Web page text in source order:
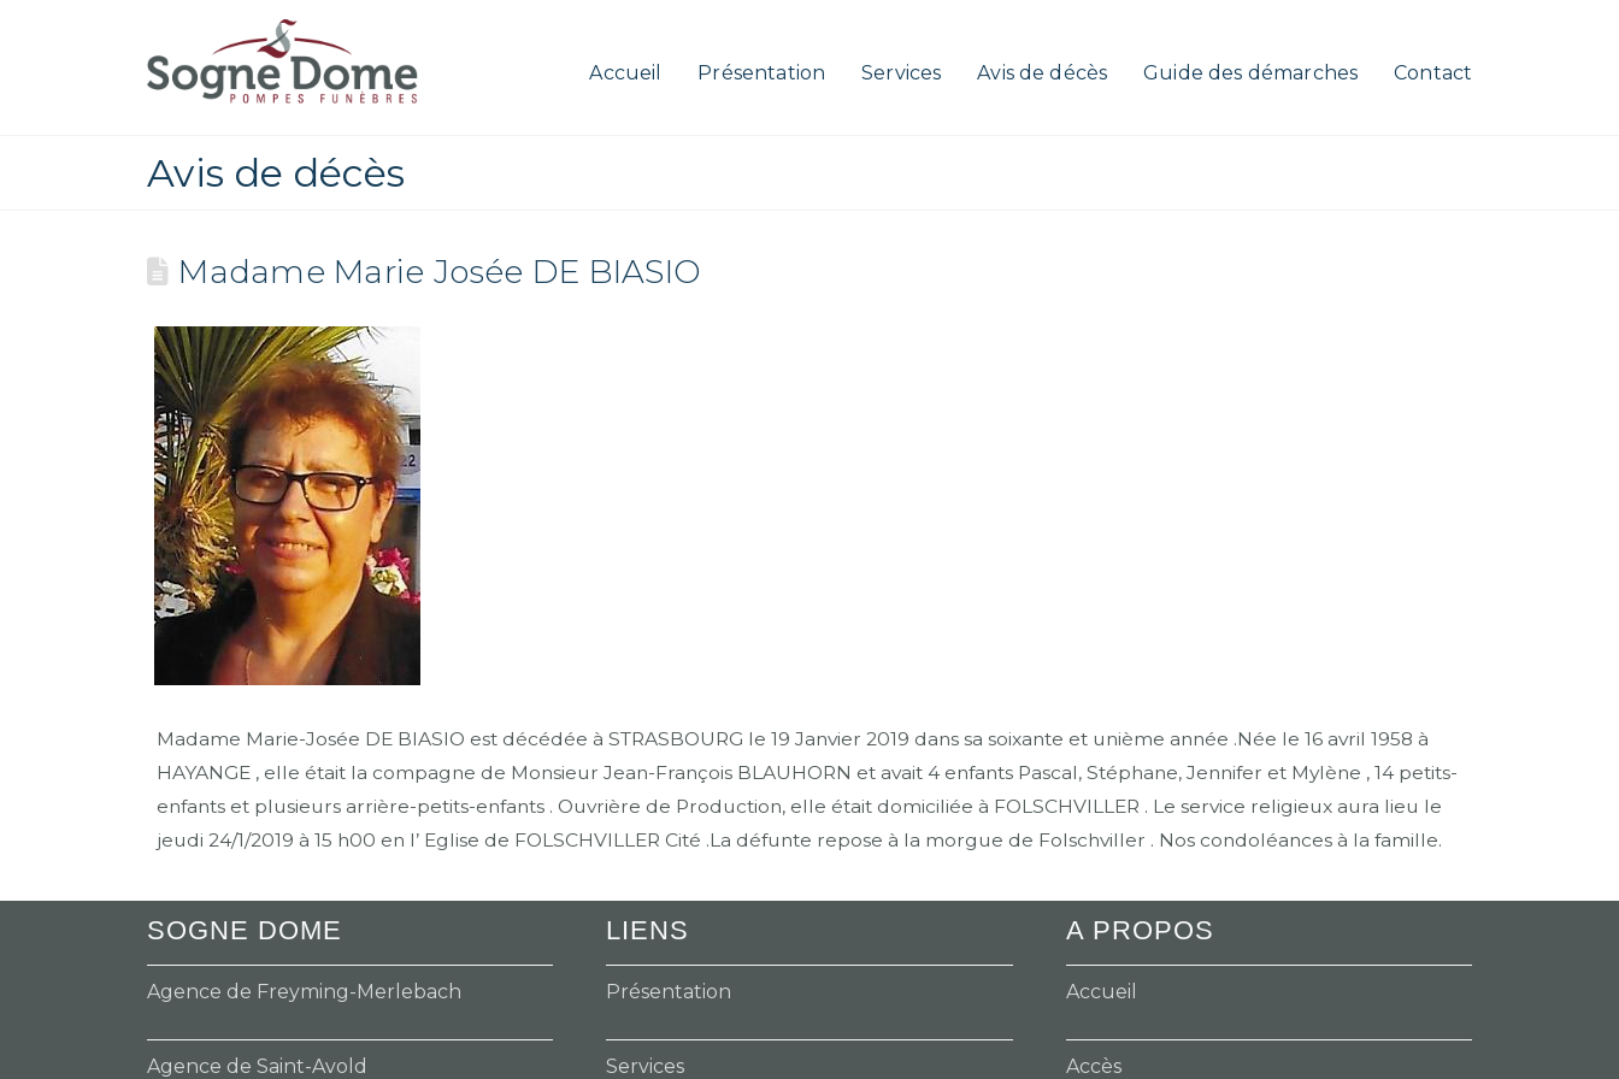
Accueil Présentation Services Avis de décès Guide des démarches Contact
Avis de décès
Madame Marie Josée DE BIASIO
Madame Marie-Josée DE BIASIO est décédée à STRASBOURG le 19 Janvier 2019 dans sa soixante et unième année .Née le 16 avril 1958 à
HAYANGE , elle était la compagne de Monsieur Jean-François BLAUHORN et avait 4 enfants Pascal, Stéphane, Jennifer et Mylène , 14 petits-
enfants et plusieurs arrière-petits-enfants . Ouvrière de Production, elle était domiciliée à FOLSCHVILLER . Le service religieux aura lieu le
jeudi 24/1/2019 à 15 h00 en l’ Eglise de FOLSCHVILLER Cité .La défunte repose à la morgue de Folschviller . Nos condoléances à la famille.
SOGNE DOME
Agence de Freyming-Merlebach
Agence de Saint-Avold
LIENS
Présentation
Services
A PROPOS
Accueil
Accès